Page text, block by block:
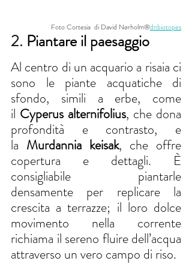
Foto Cortesia  di David Nørholm®dnbiotopes
2. Piantare il paesaggio
Al centro di un acquario a risaia ci
sono le piante acquatiche di
sfondo, simili a erbe, come
il Cyperus alternifolius, che dona
profondità e contrasto, e
la Murdannia keisak, che offre
copertura e dettagli. È
consigliabile piantarle
densamente per replicare la
crescita a terrazze; il loro dolce
movimento nella corrente
richiama il sereno fluire dell’acqua
attraverso un vero campo di riso.